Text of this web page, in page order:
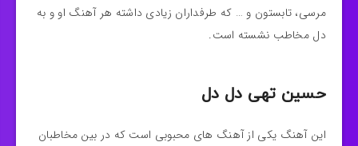
مرسی، تابستون و … که طرفداران زیادی داشته هر آهنگ او و به
دل مخاطب نشسته است.
حسین تهی دل دل
این آهنگ یکی از آهنگ های محبوبی است که در بین مخاطبان